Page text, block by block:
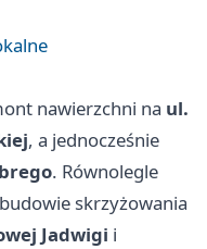
nawierzchni na ul.
, a jednocześnie
. Równolegle
skrzyżowania
Jadwigi i